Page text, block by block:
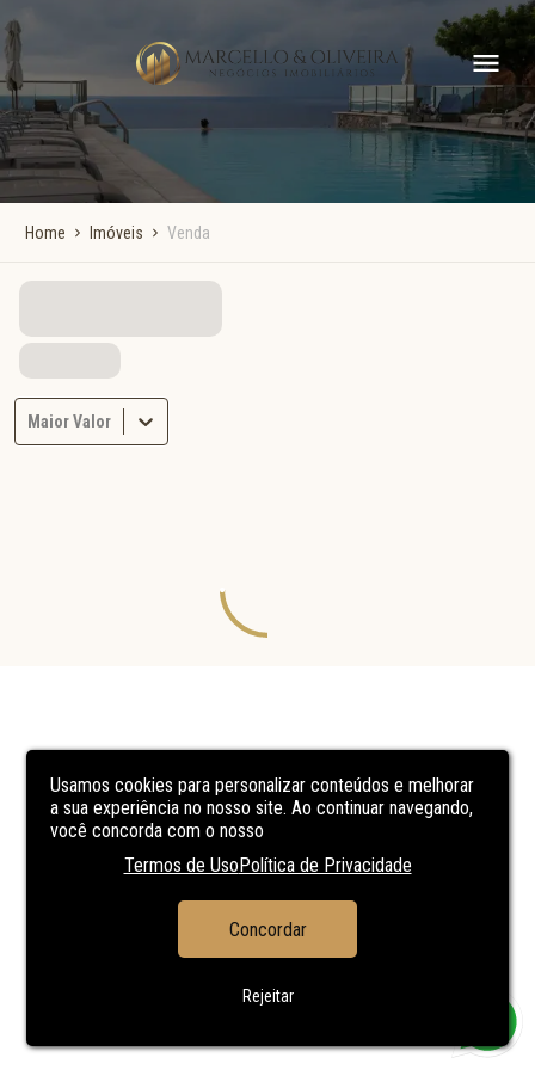
Usamos cookies para personalizar conteúdos e melhorar
a sua experiência no nosso site. Ao continuar navegando,
você concorda com o nosso
Termos de UsoPolítica de Privacidade
Concordar
Rejeitar
Home Imóveis Venda
Maior Valor